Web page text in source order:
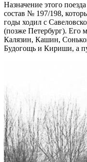
Назначение этого
состав № 197/198,
годы ходил с
(позже Петербург). Его
Калязин, Кашин,
Будогощь и Кириши, а